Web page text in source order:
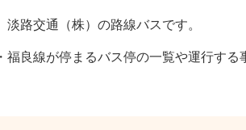
路交通（株）の路線バスです。
良線が停まるバス停の一覧や運行する